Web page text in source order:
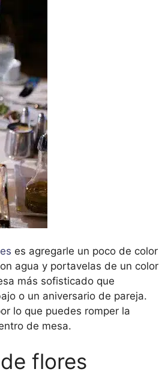
es agregarle un poco de color
agua y portavelas de un color
más sofisticado que
o un aniversario de pareja.
lo que puedes romper la
de mesa.
flores